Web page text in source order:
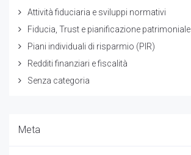
Attività fiduciaria e sviluppi normativi
Fiducia, Trust e pianificazione patrimoniale
Piani individuali di risparmio (PIR)
Redditi finanziari e fiscalità
Senza categoria
Meta